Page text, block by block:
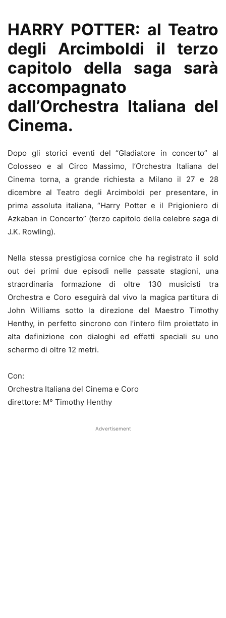
HARRY POTTER: al Teatro
degli Arcimboldi il terzo
capitolo della saga sarà
accompagnato
dall’Orchestra Italiana del
Cinema.
Dopo gli storici eventi del “Gladiatore in concerto” al
Colosseo e al Circo Massimo, l’Orchestra Italiana del
Cinema torna, a grande richiesta a Milano il 27 e 28
dicembre al Teatro degli Arcimboldi per presentare, in
prima assoluta italiana, “Harry Potter e il Prigioniero di
Azkaban in Concerto” (terzo capitolo della celebre saga di
J.K. Rowling).
Nella stessa prestigiosa cornice che ha registrato il sold
out dei primi due episodi nelle passate stagioni, una
straordinaria formazione di oltre 130 musicisti tra
Orchestra e Coro eseguirà dal vivo la magica partitura di
John Williams sotto la direzione del Maestro Timothy
Henthy, in perfetto sincrono con l’intero film proiettato in
alta definizione con dialoghi ed effetti speciali su uno
schermo di oltre 12 metri.
Con:
Orchestra Italiana del Cinema e Coro
direttore: M° Timothy Henthy
Advertisement